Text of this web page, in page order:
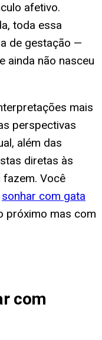
afetivo.
toda essa
de gestação —
ainda não nasceu
mais
perspectivas
além das
diretas às
Você
sonhar com gata
próximo mas com
com